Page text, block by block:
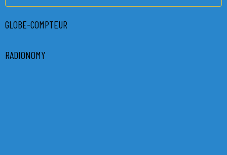
GLOBE-COMPTEUR
RADIONOMY